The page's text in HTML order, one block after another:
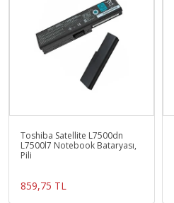
Toshiba Satellite L7500dn
L7500l7 Notebook Bataryası,
Pili
859,75 TL